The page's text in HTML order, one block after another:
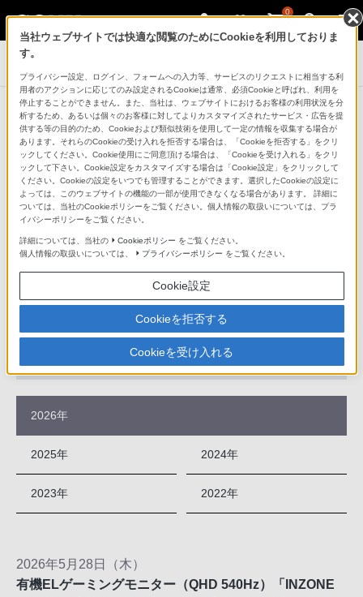
0
ゲーミングギア INZONE™（インゾーン）
本体アップデート情報
ソフトウェアアップデートが実施できなかった場合
型名から絞り込み
※半角英数で入力してください（入力例：INZONE H9）
※検索対象は2014年4月以降の本体アップデート情報です。
2026年
2025年 2024年
2023年 2022年
2026年5月28日（木）
有機ELゲーミングモニター（QHD 540Hz）「INZONE
当社ウェブサイトでは快適な閲覧のためにCookieを利用しておりま
す。
プライバシー設定、ログイン、フォームへの入力等、サービスのリクエストに相当する利
用者のアクションに応じてのみ設定されるCookieは通常、必須Cookieと呼ばれ、利用を
停止することができません。また、当社は、ウェブサイトにおけるお客様の利用状況を分
析するため、あるいは個々のお客様に対してよりカスタマイズされたサービス・広告を提
供する等の目的のため、Cookieおよび類似技術を使用して一定の情報を収集する場合が
あります。それらのCookieの受け入れを拒否する場合は、「Cookieを拒否する」をクリ
ックしてください。Cookie使用にご同意頂ける場合は、「Cookieを受け入れる」をクリ
ックして下さい。Cookie設定をカスタマイズする場合は「Cookie設定」をクリックして
ください。Cookieの設定をいつでも管理することができます。選択したCookieの設定に
よっては、このウェブサイトの機能の一部が使用できなくなる場合があります。 詳細に
ついては、当社のCookieポリシーをご覧ください。個人情報の取扱いについては、プラ
イバシーポリシーをご覧ください。
詳細については、当社の Cookieポリシー をご覧ください。
個人情報の取扱いについては、
プライバシーポリシー をご覧ください。
Cookie設定
Cookieを拒否する
Cookieを受け入れる